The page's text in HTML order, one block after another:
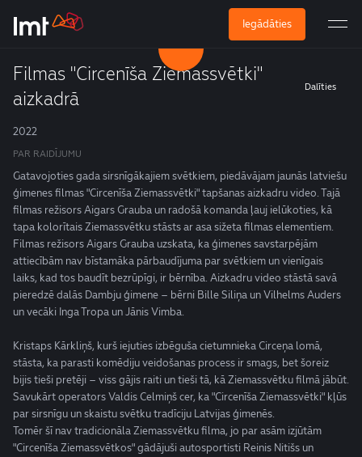
Iegādāties
Filmas "Circenīša Ziemassvētki"
aizkadrā
Dalīties
2022
PAR RAIDĪJUMU
Gatavojoties gada sirsnīgākajiem svētkiem, piedāvājam jaunās latviešu
ģimenes filmas "Circenīša Ziemassvētki" tapšanas aizkadru video. Tajā
filmas režisors Aigars Grauba un radošā komanda ļauj ielūkoties, kā
tapa kolorītais Ziemassvētku stāsts ar asa sižeta filmas elementiem.
Filmas režisors Aigars Grauba uzskata, ka ģimenes savstarpējām
attiecībām nav bīstamāka pārbaudījuma par svētkiem un vienīgais
laiks, kad tos baudīt bezrūpīgi, ir bērnība. Aizkadru video stāstā savā
pieredzē dalās Dambju ģimene – bērni Bille Siliņa un Vilhelms Auders
un vecāki Inga Tropa un Jānis Vimba.
Kristaps Kārkliņš, kurš iejuties izbēguša cietumnieka Circeņa lomā,
stāsta, ka parasti komēdiju veidošanas process ir smags, bet šoreiz
bijis tieši pretēji – viss gājis raiti un tieši tā, kā Ziemassvētku filmā jābūt.
Savukārt operators Valdis Celmiņš cer, ka "Circenīša Ziemassvētki" kļūs
par sirsnīgu un skaistu svētku tradīciju Latvijas ģimenēs.
Tomēr šī nav tradicionāla Ziemassvētku filma, jo par asām izjūtām
"Circenīša Ziemassvētkos" gādājuši autosportisti Reinis Nitišs un